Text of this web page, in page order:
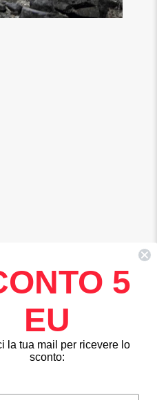
5
EU
la tua mail per ricevere lo
sconto: